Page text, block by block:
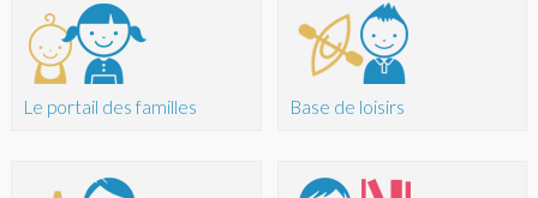
Le portail des familles Base de loisirs